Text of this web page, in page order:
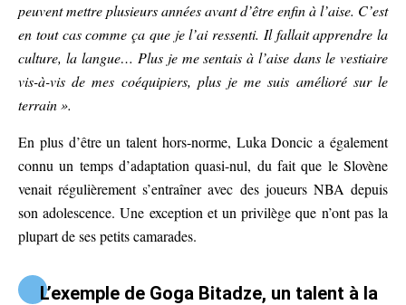
peuvent mettre plusieurs années avant d’être enfin à l’aise. C’est
en tout cas comme ça que je l’ai ressenti. Il fallait apprendre la
culture, la langue… Plus je me sentais à l’aise dans le vestiaire
vis-à-vis de mes coéquipiers, plus je me suis amélioré sur le
terrain ».
En plus d’être un talent hors-norme, Luka Doncic a également
connu un temps d’adaptation quasi-nul, du fait que le Slovène
venait régulièrement s’entraîner avec des joueurs NBA depuis
son adolescence. Une exception et un privilège que n’ont pas la
plupart de ses petits camarades.
L’exemple de Goga Bitadze, un talent à la